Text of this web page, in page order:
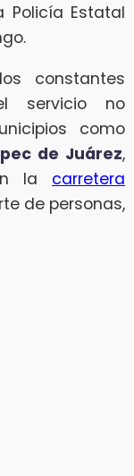
Estatal
constantes
servicio no
como
de Juárez,
la carretera
de personas,